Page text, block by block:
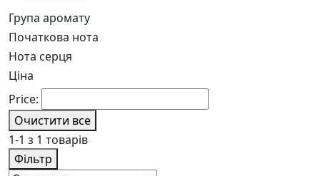
Група аромату
Початкова нота
Нота серця
Ціна
Price:
Очистити все
1-1 з 1 товарів
Фільтр